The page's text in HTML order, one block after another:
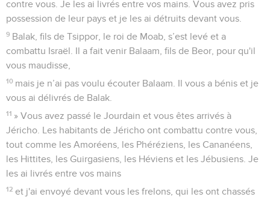
contre vous. Je les ai livrés entre vos mains. Vous avez pris
possession de leur pays et je les ai détruits devant vous.
9 Balak, fils de Tsippor, le roi de Moab, s’est levé et a
combattu Israël. Il a fait venir Balaam, fils de Beor, pour qu'il
vous maudisse,
10 mais je n’ai pas voulu écouter Balaam. Il vous a bénis et je
vous ai délivrés de Balak.
11 » Vous avez passé le Jourdain et vous êtes arrivés à
Jéricho. Les habitants de Jéricho ont combattu contre vous,
tout comme les Amoréens, les Phéréziens, les Cananéens,
les Hittites, les Guirgasiens, les Héviens et les Jébusiens. Je
les ai livrés entre vos mains
12 et j'ai envoyé devant vous les frelons, qui les ont chassés